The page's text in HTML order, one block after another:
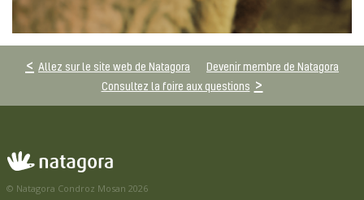
Allez sur le site web de Natagora
Devenir membre de Natagora
Consultez la foire aux questions
© Natagora Condroz Mosan 2026